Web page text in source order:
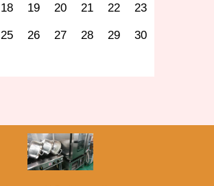
18 19 20 21 22 23
25 26 27 28 29 30